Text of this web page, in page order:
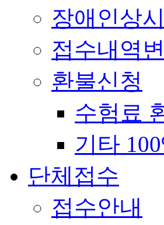
장애인상
접수내역
환불신청
수험료
기타
단체접수
접수안내